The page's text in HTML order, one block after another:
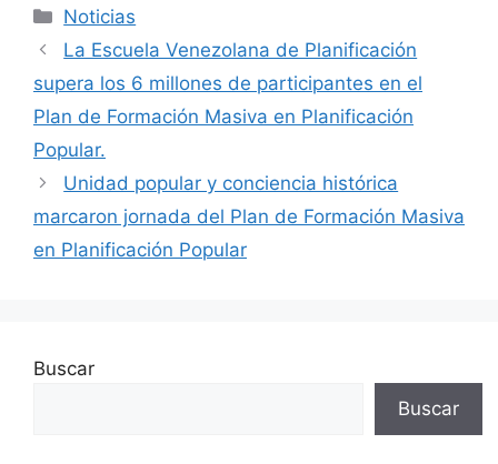
Noticias
La Escuela Venezolana de Planificación
supera los 6 millones de participantes en el
Plan de Formación Masiva en Planificación
Popular.
Unidad popular y conciencia histórica
marcaron jornada del Plan de Formación Masiva
en Planificación Popular
Buscar
Buscar